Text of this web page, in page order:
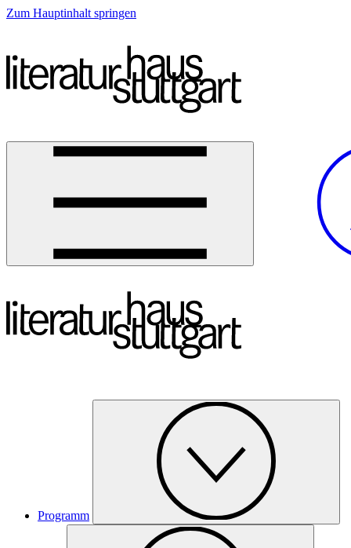
Zum Hauptinhalt springen
Programm